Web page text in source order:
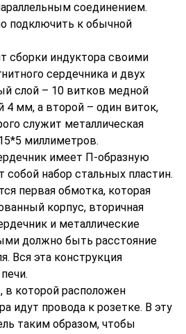
соединением.
подключить к обычной
сборки индуктора своими
сердечника и двух
слой – 10 витков медной
4 мм, а второй – один виток,
служит металлическая
миллиметров.
имеет П-образную
собой набор стальных пластин.
первая обмотка, которая
корпус, вторичная
и металлические
должно быть расстояние
Вся эта конструкция
в которой расположен
идут провода к розетке. В эту
таким образом, чтобы